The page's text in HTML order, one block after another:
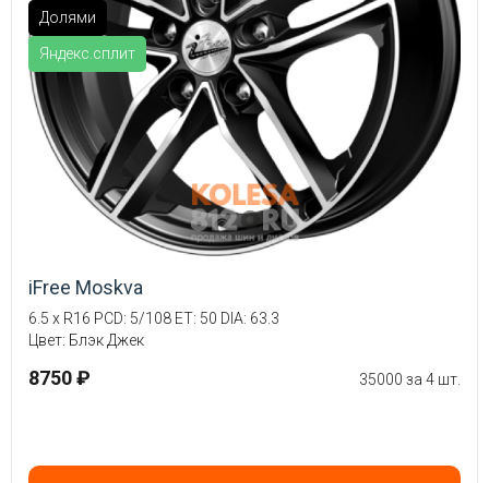
Долями
Яндекс.сплит
iFree Moskva
6.5 x R16 PCD: 5/108 ET: 50 DIA: 63.3
Цвет: Блэк Джек
8750 ₽ 35000 за 4 шт.